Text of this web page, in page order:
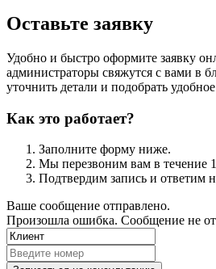
Оставьте заявку
Удобно и быстро оформите заявку
администраторы свяжутся с вами в
уточнить детали и подобрать
Как это работает?
Заполните форму ниже.
Мы перезвоним вам в течение
Подтвердим запись и ответим
Ваше сообщение отправлено.
Произошла ошибка. Сообщение не